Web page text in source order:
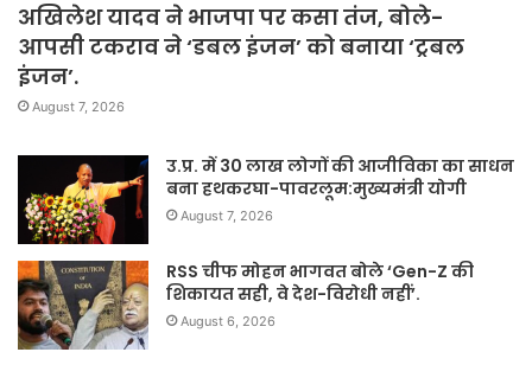
अखिलेश यादव ने भाजपा पर कसा तंज, बोले-
आपसी टकराव ने ‘डबल इंजन’ को बनाया ‘ट्रबल
इंजन’.
August 7, 2026
उ.प्र. में 30 लाख लोगों की आजीविका का साधन
बना हथकरघा-पावरलूम:मुख्यमंत्री योगी
August 7, 2026
RSS चीफ मोहन भागवत बोले ‘Gen-Z की
शिकायत सही, वे देश-विरोधी नहीं’.
August 6, 2026